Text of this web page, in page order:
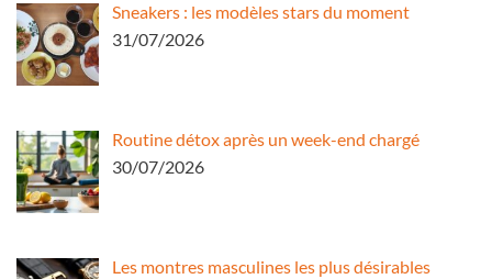
Sneakers : les modèles stars du moment
31/07/2026
Routine détox après un week-end chargé
30/07/2026
Les montres masculines les plus désirables